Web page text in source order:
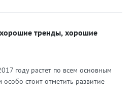
тренды, хорошие
году растет по всем основным
стоит отметить развитие